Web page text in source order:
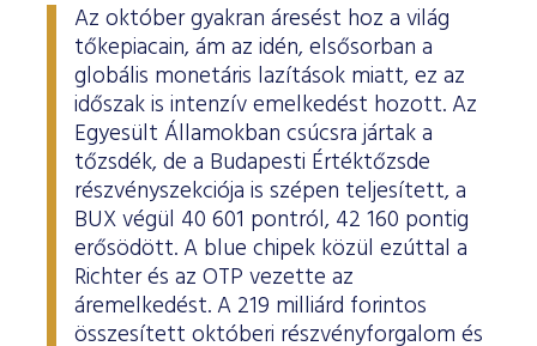
Az október gyakran áresést hoz a világ
tőkepiacain, ám az idén, elsősorban a
globális monetáris lazítások miatt, ez az
időszak is intenzív emelkedést hozott. Az
Egyesült Államokban csúcsra jártak a
tőzsdék, de a Budapesti Értéktőzsde
részvényszekciója is szépen teljesített, a
BUX végül 40 601 pontról, 42 160 pontig
erősödött. A blue chipek közül ezúttal a
Richter és az OTP vezette az
áremelkedést. A 219 milliárd forintos
összesített októberi részvényforgalom és